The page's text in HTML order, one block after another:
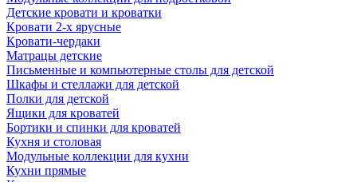
Детские кровати и кроватки
Кровати 2-х ярусные
Кровати-чердаки
Матрацы детские
Письменные и компьютерные столы для детской
Шкафы и стеллажи для детской
Полки для детской
Ящики для кроватей
Бортики и спинки для кроватей
Кухня и столовая
Модульные коллекции для кухни
Кухни прямые